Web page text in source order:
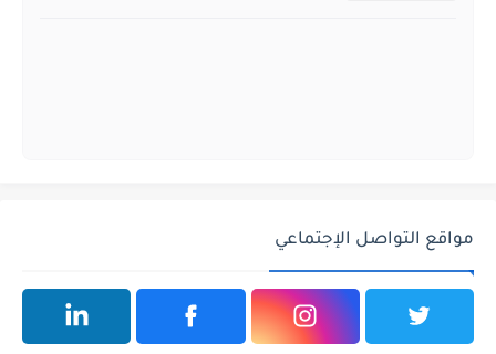
مواقع التواصل الإجتماعي